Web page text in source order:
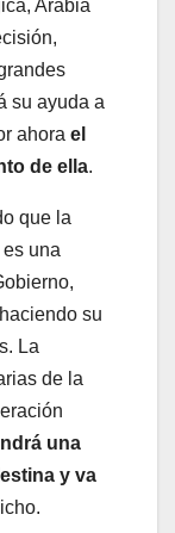
Arabia
su ayuda a
ahora el
de ella.
que la
una
su
La
de la
una
y va